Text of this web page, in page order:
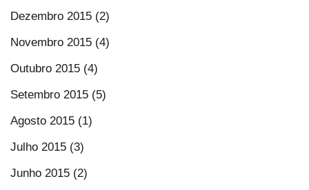
Dezembro 2015 (2)
Novembro 2015 (4)
Outubro 2015 (4)
Setembro 2015 (5)
Agosto 2015 (1)
Julho 2015 (3)
Junho 2015 (2)